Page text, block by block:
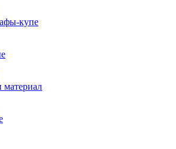
купе
материал